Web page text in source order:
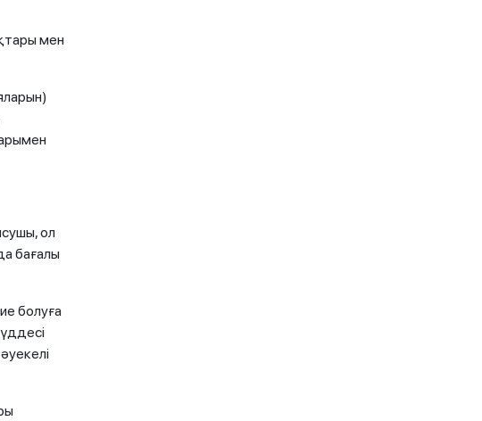
мен
ол
бағалы
болуға